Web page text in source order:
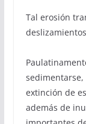
Tal erosión
extinción de
además de